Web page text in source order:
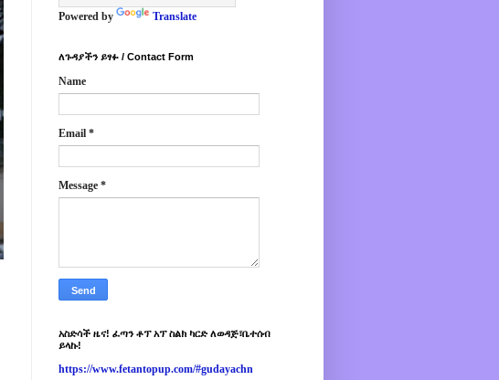
Powered by Translate
ለጉዳያችን ይፃፉ / Contact Form
Name
Email *
Message *
አስድሳች ዜና! ፈጣን ቶፕ አፕ ስልክ ካርድ ለወዳጅ፣ቤተሰብ
ይላኩ!
https://www.fetantopup.com/#gudayachn